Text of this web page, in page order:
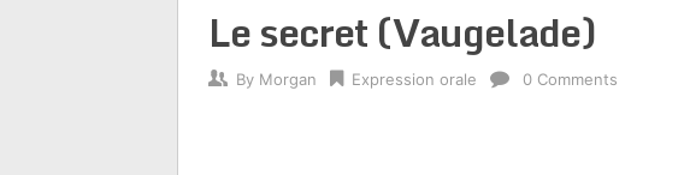
Le secret (Vaugelade)
By Morgan Expression orale 0 Comments